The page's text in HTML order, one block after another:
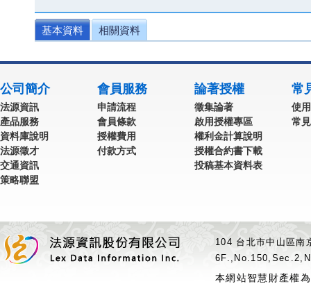
基本資料 相關資料
公司簡介
法源資訊
產品服務
資料庫說明
法源徵才
交通資訊
策略聯盟
會員服務
申請流程
會員條款
授權費用
付款方式
論著授權
徵集論著
啟用授權專區
權利金計算說明
授權合約書下載
投稿基本資料表
常
使
常
104 台北市中山區
本網站智慧財產權